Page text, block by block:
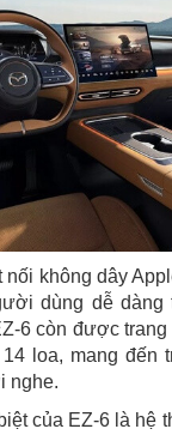
nối không dây
dùng dễ dàng
6 còn được trang
loa, mang đến
nghe.
của EZ-6 là hệ